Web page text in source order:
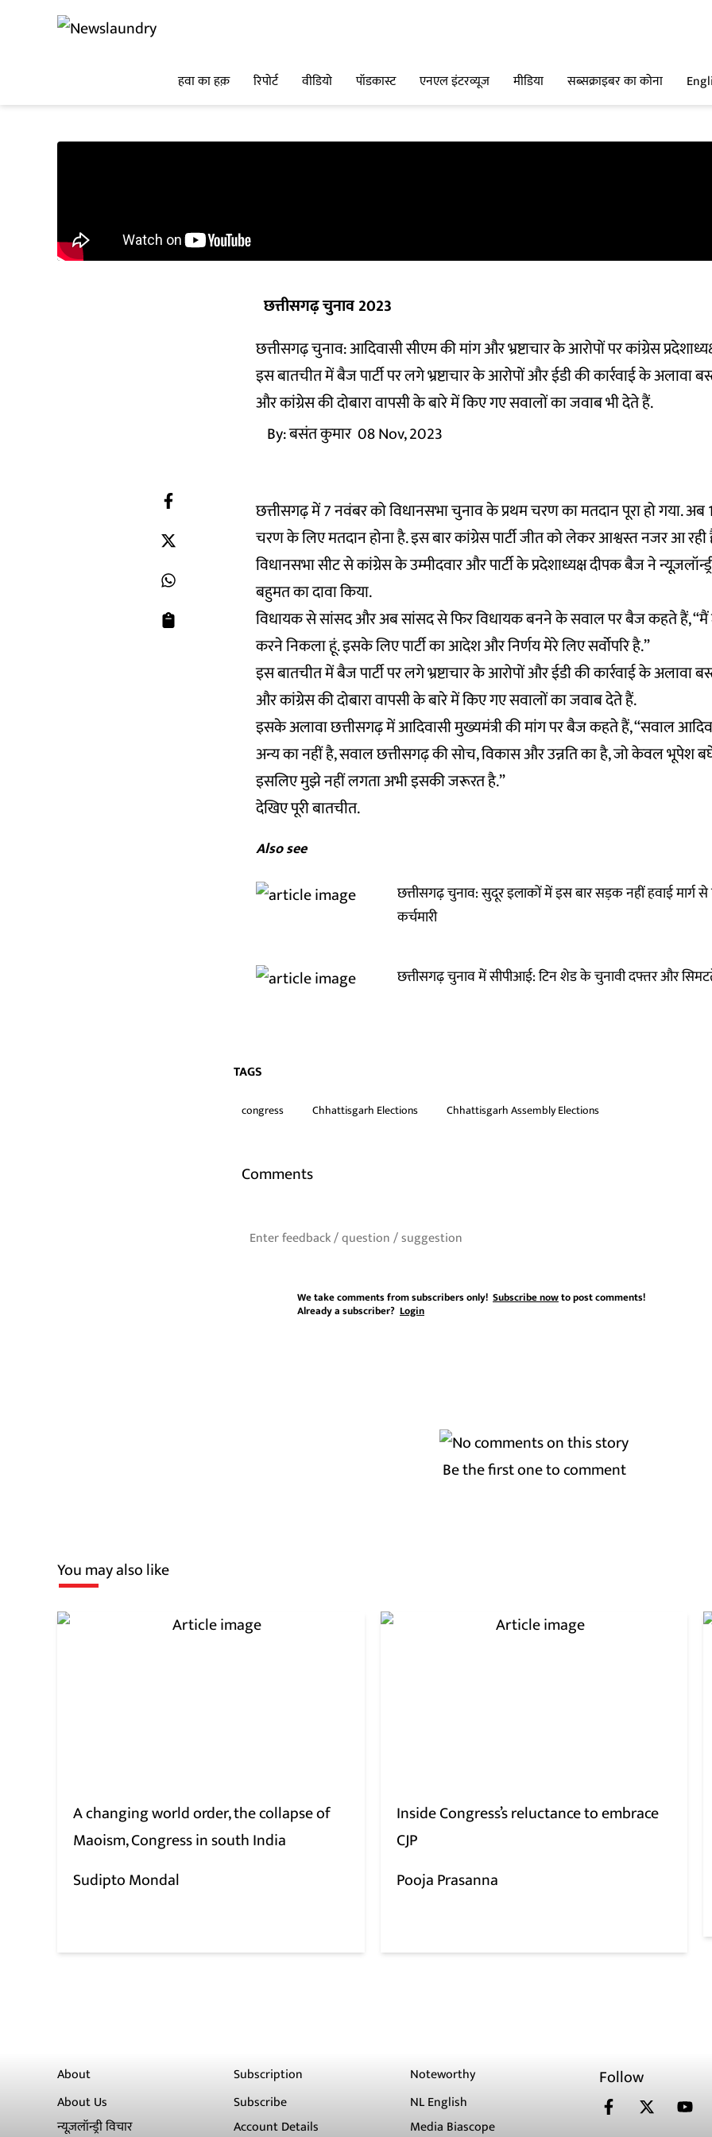
हवा का हक़ रिपोर्ट वीडियो पॉडकास्ट एनएल इंटरव्यूज मीडिया सब्सक्राइबर का कोना
छत्तीसगढ़ चुनाव 2023
छत्तीसगढ़ चुनाव: आदिवासी सीएम की मांग और भ्रष्टाचार के आरोपों पर कांग्रेस
इस बातचीत में बैज पार्टी पर लगे भ्रष्टाचार के आरोपों और ईडी की कार्रवाई के अलावा
और कांग्रेस की दोबारा वापसी के बारे में किए गए सवालों का जवाब भी देते हैं.
By:बसंत कुमार 08 Nov, 2023
छत्तीसगढ़ में 7 नवंबर को विधानसभा चुनाव के प्रथम चरण का मतदान पूरा हो गया.
चरण के लिए मतदान होना है. इस बार कांग्रेस पार्टी जीत को लेकर आश्वस्त नजर आ रही
विधानसभा सीट से कांग्रेस के उम्मीदवार और पार्टी के प्रदेशाध्यक्ष दीपक बैज ने
बहुमत का दावा किया.
विधायक से सांसद और अब सांसद से फिर विधायक बनने के सवाल पर बैज कहते हैं, “मैं
करने निकला हूं. इसके लिए पार्टी का आदेश और निर्णय मेरे लिए सर्वोपरि है.”
इस बातचीत में बैज पार्टी पर लगे भ्रष्टाचार के आरोपों और ईडी की कार्रवाई के अलावा
और कांग्रेस की दोबारा वापसी के बारे में किए गए सवालों का जवाब देते हैं.
इसके अलावा छत्तीसगढ़ में आदिवासी मुख्यमंत्री की मांग पर बैज कहते हैं, “सवाल
अन्य का नहीं है, सवाल छत्तीसगढ़ की सोच, विकास और उन्नति का है, जो केवल
इसलिए मुझे नहीं लगता अभी इसकी जरूरत है.”
देखिए पूरी बातचीत.
Also see
छत्तीसगढ़ चुनाव: सुदूर इलाकों में इस बार सड़क नहीं हवाई मार्ग
कर्चमारी
छत्तीसगढ़ चुनाव में सीपीआई: टिन शेड के चुनावी दफ्तर और
TAGS
congress Chhattisgarh Elections Chhattisgarh Assembly Elections
Comments
We take comments from subscribers only! Subscribe nowto post comments!
Already a subscriber? Login
Be the first one to comment
You may also like
A changing world order, the collapse of
Maoism, Congress in south India
Sudipto Mondal
Inside Congress’s reluctance to embrace
CJP
Pooja Prasanna
About
About Us
न्यूज़लॉन्ड्री विचार
Subscription
Subscribe
Account Details
Noteworthy
NL English
Media Biascope
Follow